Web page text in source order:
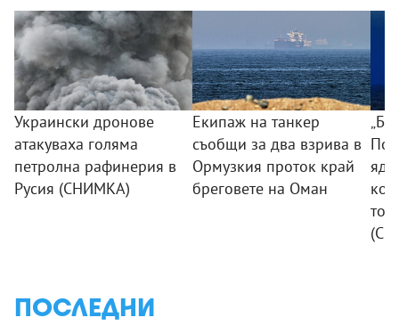
Украински дронове
атакуваха голяма
петролна рафинерия в
Русия (СНИМКА)
Екипаж на танкер
съобщи за два взрива в
Ормузкия проток край
бреговете на Оман
ПОСЛЕДНИ